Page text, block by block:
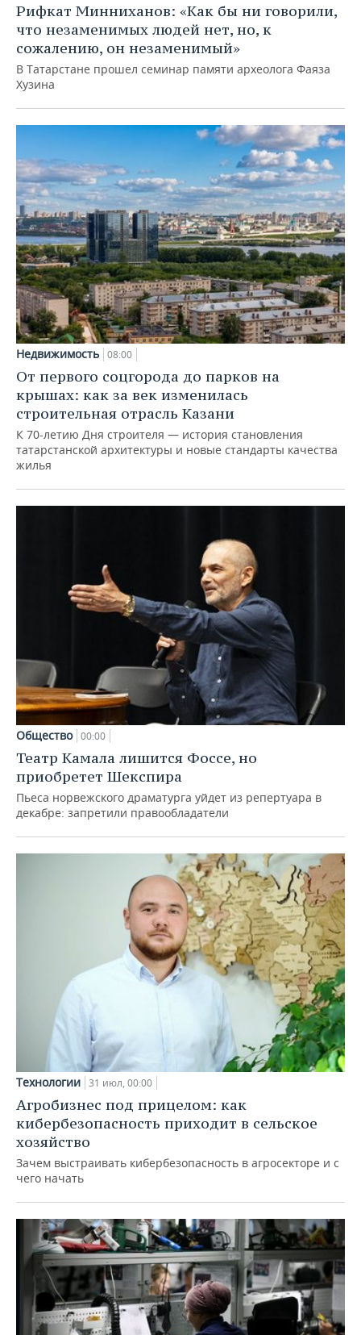
Рифкат Минниханов: «Как бы ни говорили,
что незаменимых людей нет, но, к
сожалению, он незаменимый»
В Татарстане прошел семинар памяти археолога Фаяза
Хузина
Недвижимость 08:00
От первого соцгорода до парков на
крышах: как за век изменилась
строительная отрасль Казани
К 70-летию Дня строителя — история становления
татарстанской архитектуры и новые стандарты качества
жилья
Общество 00:00
Театр Камала лишится Фоссе, но
приобретет Шекспира
Пьеса норвежского драматурга уйдет из репертуара в
декабре: запретили правообладатели
Технологии 31 июл, 00:00
Агробизнес под прицелом: как
кибербезопасность приходит в сельское
хозяйство
Зачем выстраивать кибербезопасность в агросекторе и с
чего начать